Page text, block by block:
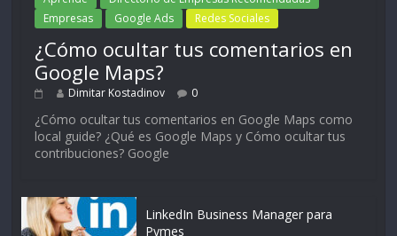
Empresas
Google Ads Redes Sociales
¿Cómo ocultar tus comentarios en
Google Maps?
Dimitar Kostadinov 0
¿Cómo ocultar tus comentarios en Google Maps como
local guide? ¿Qué es Google Maps y Cómo ocultar tus
contribuciones? Google
LinkedIn Business Manager para
Pymes